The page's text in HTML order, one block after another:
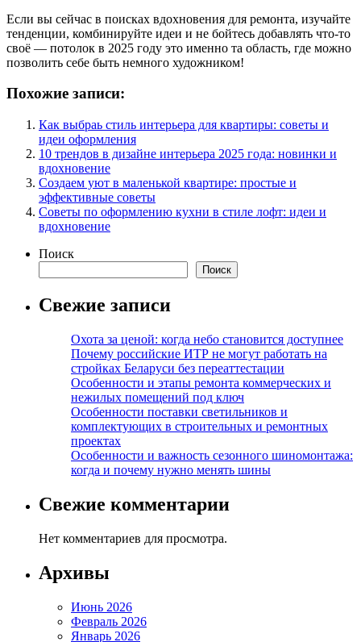
Если вы сейчас в поисках вдохновения для ремонта, изучайте
тенденции, комбинируйте идеи и не бойтесь добавлять что-то
своё — потолок в 2025 году это именно та область, где можно
позволить себе быть немного художником!
Похожие записи:
Как выбраь стиль интерьера для квартиры: советы и
идеи оформления
10 трендов в дизайне интерьера 2025 года: новинки и
вдохновение
Создаем уют в маленькой квартире: простые и
эффективные советы
Советы по оформлению кухни в стиле лофт: идеи и
вдохновение
Поиск
Поиск
Свежие записи
Охота за ценой: когда небо становится доступнее
Почему российские ИТР не могут работать на
стройках Беларуси без переаттестации
Особенности и этапы ремонта коммерческих и
нежилых помещений под ключ
Особенности поставки светильников и
комплектующих в строительных и ремонтных
проектах
Особенности и важность сезонного шиномонтажа:
когда и почему нужно менять шины
Свежие комментарии
Нет комментариев для просмотра.
Архивы
Июнь 2026
Февраль 2026
Январь 2026